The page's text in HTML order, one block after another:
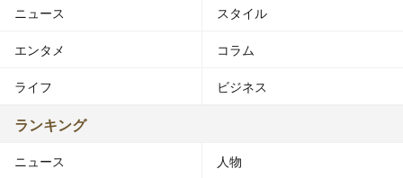
2006年4月、フジテレビ系深夜ドラマ『チェケラッチョ!!
2008年4月、テレビ東京ドラマ『ケータイ捜査官7』主
演。
～』主演。
演。
ニュース スタイル
エンタメ コラム
ライフ ビジネス
ランキング
ニュース 人物